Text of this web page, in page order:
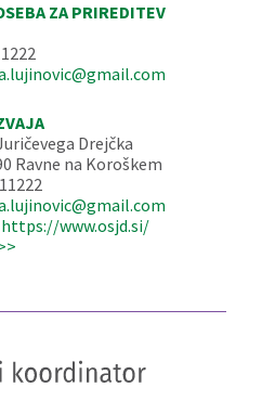
ZA PRIREDITEV
Drejčka
Ravne na Koroškem
https://www.osjd.si/